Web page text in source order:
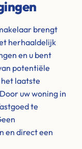
brengt
herhaaldelijk
en u bent
potentiële
laatste
uw woning in
te
en direct een